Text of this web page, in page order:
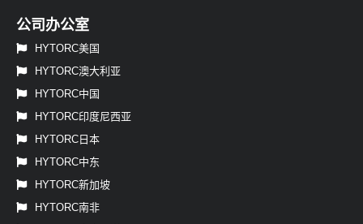
公司办公室
HYTORC美国
HYTORC澳大利亚
HYTORC中国
HYTORC印度尼西亚
HYTORC日本
HYTORC中东
HYTORC新加坡
HYTORC南非